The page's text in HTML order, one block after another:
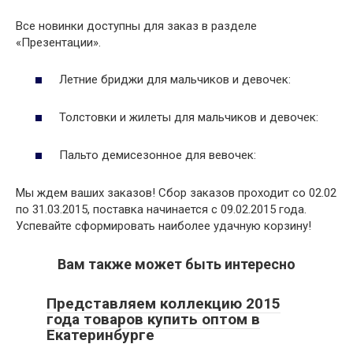
Все новинки доступны для заказ в разделе
«Презентации».
Летние бриджи для мальчиков и девочек:
Толстовки и жилеты для мальчиков и девочек:
Пальто демисезонное для вевочек:
Мы ждем ваших заказов! Сбор заказов проходит со 02.02
по 31.03.2015, поставка начинается с 09.02.2015 года.
Успевайте сформировать наиболее удачную корзину!
Вам также может быть интересно
Представляем коллекцию 2015
года товаров купить оптом в
Екатеринбурге